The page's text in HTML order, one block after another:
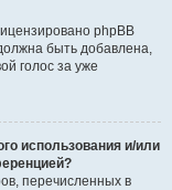
phpBB
быть добавлена,
голос за уже
использования и/или
перечисленных в